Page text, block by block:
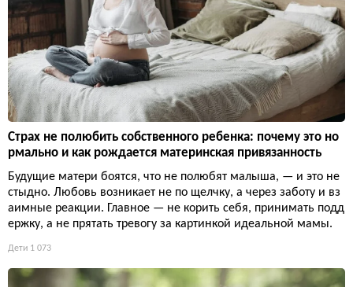
Страх не полюбить собственного ребенка: почему это но
рмально и как рождается материнская привязанность
Будущие матери боятся, что не полюбят малыша, — и это не
стыдно. Любовь возникает не по щелчку, а через заботу и вз
аимные реакции. Главное — не корить себя, принимать подд
ержку, а не прятать тревогу за картинкой идеальной мамы.
Дети 1 073